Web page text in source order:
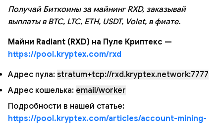
Получай Биткоины за майнинг RXD, заказывай
выплаты в BTC, LTC, ETH, USDT, Volet, в фиате.
Майни Radiant (RXD) на Пуле Криптекс —
https://pool.kryptex.com/rxd
Адрес пула: stratum+tcp://rxd.kryptex.network:7777
Адрес кошелька: email/worker
Подробности в нашей статье:
https://pool.kryptex.com/articles/account-mining-